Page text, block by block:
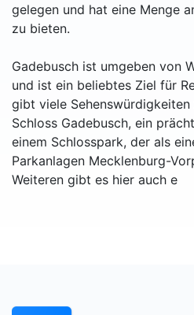
gelegen und hat eine Menge
zu bieten.
Gadebusch ist umgeben von
und ist ein beliebtes Ziel für
gibt viele
Schloss Gadebusch, ein
einem Schlosspark, der als
Parkanlagen Mecklenburg-
Weiteren gibt es hier auch e